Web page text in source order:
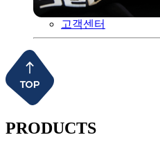
고객센터
PRODUCTS